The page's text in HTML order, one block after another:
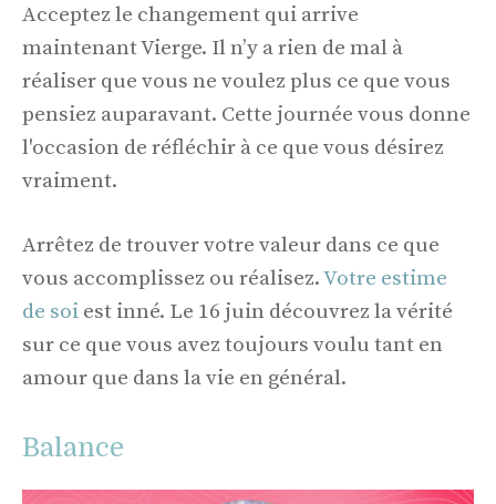
Acceptez le changement qui arrive
maintenant Vierge. Il n’y a rien de mal à
réaliser que vous ne voulez plus ce que vous
pensiez auparavant. Cette journée vous donne
l'occasion de réfléchir à ce que vous désirez
vraiment.
Arrêtez de trouver votre valeur dans ce que
vous accomplissez ou réalisez.Votre estime
de soi est inné. Le 16 juin découvrez la vérité
sur ce que vous avez toujours voulu tant en
amour que dans la vie en général.
Balance